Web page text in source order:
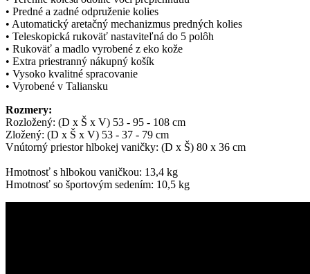
• Predné a zadné odpruženie kolies
• Automatický aretačný mechanizmus predných kolies
• Teleskopická rukoväť nastaviteľná do 5 polôh
• Rukoväť a madlo vyrobené z eko kože
• Extra priestranný nákupný košík
• Vysoko kvalitné spracovanie
• Vyrobené v Taliansku
Rozmery:
Rozložený: (D x Š x V) 53 - 95 - 108 cm
Zložený: (D x Š x V) 53 - 37 - 79 cm
Vnútorný priestor hlbokej vaničky: (D x Š) 80 x 36 cm
Hmotnosť s hlbokou vaničkou: 13,4 kg
Hmotnosť so športovým sedením: 10,5 kg